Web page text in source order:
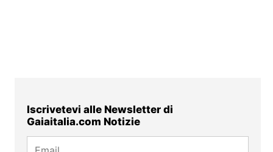
Iscrivetevi alle Newsletter di
Gaiaitalia.com Notizie